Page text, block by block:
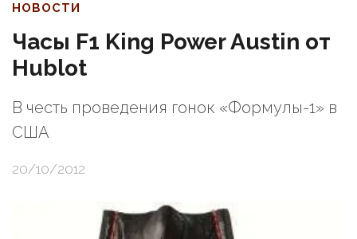
НОВОСТИ
Часы F1 King Power Austin от
Hublot
В честь проведения гонок «Формулы-1» в
США
20/10/2012